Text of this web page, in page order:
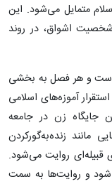
متمایل می‌شود. این
اشواق، در روند
است و هر فصل به بخشی
آموزه‌های اسلامی
جایگاه زن در جامعه
مانند زنده‌به‌گورکردن
قبیله‌ای روایت می‌شود.
و روایت‌ها به سمت